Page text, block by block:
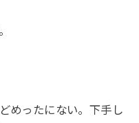
めったにない。下手し